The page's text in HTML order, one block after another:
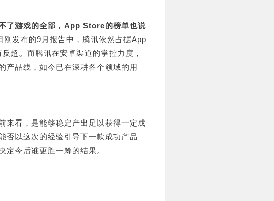
了游戏的全部，App Store的榜单也说
发布的9月报告中，腾讯依然占据App
超。而腾讯在安卓渠道的掌控力度，
产品线，如今已在深耕各个领域的用
来看，是能够稳定产出足以获得一定成
否以这次的经验引导下一款成功产品
定今后谁更胜一筹的结果。